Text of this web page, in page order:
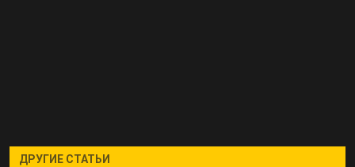
ДРУГИЕ СТАТЬИ